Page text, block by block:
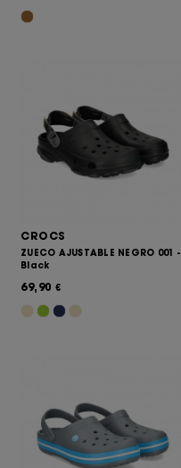
CROCS
ZUECO AJUSTABLE NEGRO 001 -
Black
69,90 €